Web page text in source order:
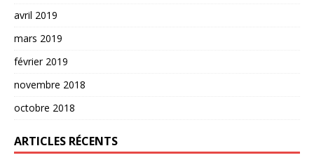
avril 2019
mars 2019
février 2019
novembre 2018
octobre 2018
ARTICLES RÉCENTS